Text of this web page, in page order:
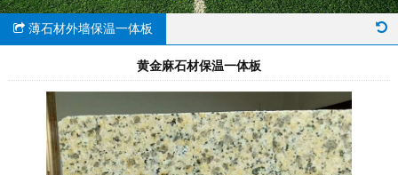
薄石材外墙保温一体板
黄金麻石材保温一体板